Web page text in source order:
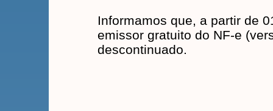
Informamos que, a partir de
emissor gratuito do NF-e
descontinuado.